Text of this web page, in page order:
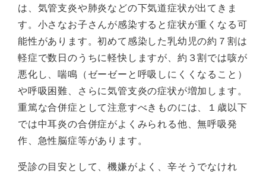
は、気管支炎や肺炎などの下気道症状が出てきま
す。小さなお子さんが感染すると症状が重くなる可
能性があります。初めて感染した乳幼児の約７割は
軽症で数日のうちに軽快しますが、約３割では咳が
悪化し、喘鳴（ゼーゼーと呼吸しにくくなること）
や呼吸困難、さらに気管支炎の症状が増加します。
重篤な合併症として注意すべきものには、１歳以下
では中耳炎の合併症がよくみられる他、無呼吸発
作、急性脳症等があります。
受診の目安として、機嫌がよく、辛そうでなけれ